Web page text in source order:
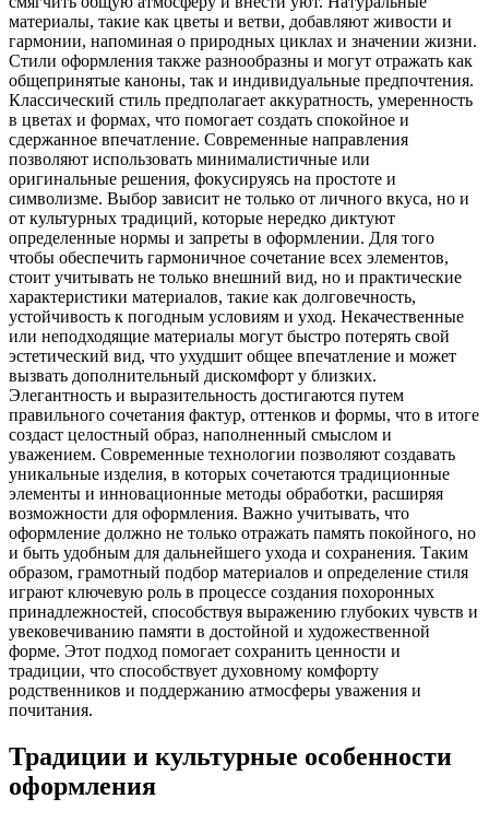
материалы, такие как цветы и ветви, добавляют живости и
гармонии, напоминая о природных циклах и значении жизни.
Стили оформления также разнообразны и могут отражать как
общепринятые каноны, так и индивидуальные предпочтения.
Классический стиль предполагает аккуратность, умеренность
в цветах и формах, что помогает создать спокойное и
сдержанное впечатление. Современные направления
позволяют использовать минималистичные или
оригинальные решения, фокусируясь на простоте и
символизме. Выбор зависит не только от личного вкуса, но и
от культурных традиций, которые нередко диктуют
определенные нормы и запреты в оформлении. Для того
чтобы обеспечить гармоничное сочетание всех элементов,
стоит учитывать не только внешний вид, но и практические
характеристики материалов, такие как долговечность,
устойчивость к погодным условиям и уход. Некачественные
или неподходящие материалы могут быстро потерять свой
эстетический вид, что ухудшит общее впечатление и может
вызвать дополнительный дискомфорт у близких.
Элегантность и выразительность достигаются путем
правильного сочетания фактур, оттенков и формы, что в итоге
создаст целостный образ, наполненный смыслом и
уважением. Современные технологии позволяют создавать
уникальные изделия, в которых сочетаются традиционные
элементы и инновационные методы обработки, расширяя
возможности для оформления. Важно учитывать, что
оформление должно не только отражать память покойного, но
и быть удобным для дальнейшего ухода и сохранения. Таким
образом, грамотный подбор материалов и определение стиля
играют ключевую роль в процессе создания похоронных
принадлежностей, способствуя выражению глубоких чувств и
увековечиванию памяти в достойной и художественной
форме. Этот подход помогает сохранить ценности и
традиции, что способствует духовному комфорту
родственников и поддержанию атмосферы уважения и
почитания.
Традиции и культурные особенности
оформления